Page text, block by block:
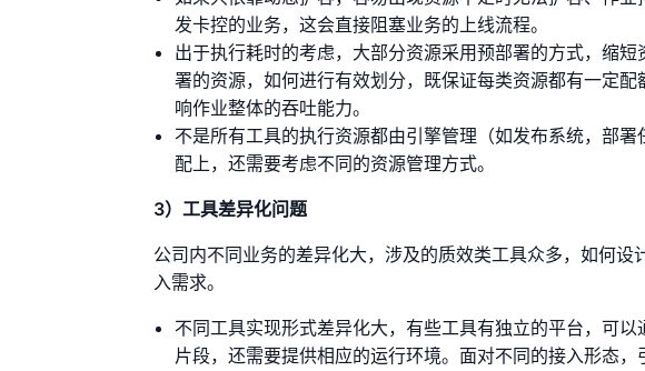
发卡控的业务，这会直接阻塞业务的上线流程。
出于执行耗时的考虑，大部分资源采用预部署的方式，缩
署的资源，如何进行有效划分，既保证每类资源都有一定
响作业整体的吞吐能力。
不是所有工具的执行资源都由引擎管理（如发布系统，部
配上，还需要考虑不同的资源管理方式。
3）工具差异化问题
公司内不同业务的差异化大，涉及的质效类工具众多，如何
入需求。
不同工具实现形式差异化大，有些工具有独立的平台，可
片段，还需要提供相应的运行环境。面对不同的接入形态